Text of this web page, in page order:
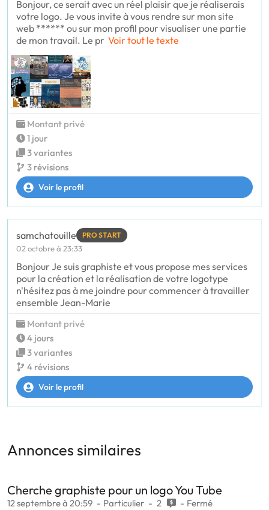
Bonjour, ce serait avec un réel plaisir que je réaliserais
votre logo. Je vous invite à vous rendre sur mon site
web ****** ou sur mon profil pour visualiser une partie
de mon travail. Le pr Voir tout le texte
Montant privé
1 jour
3 variantes
3 révisions
Voir le profil
samchatouille PRO START
02 octobre à 23:33
Bonjour Je suis graphiste et vous propose mes services
pour la création et la réalisation de votre logotype
n'hésitez pas à me joindre pour commencer à travailler
ensemble Jean-Marie
Montant privé
4 jours
3 variantes
4 révisions
Voir le profil
Annonces similaires
Cherche graphiste pour un logo You Tube
12 septembre à 20:59 Particulier 2 Fermé